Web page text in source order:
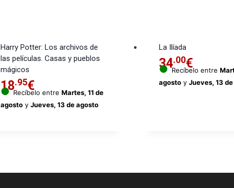
Harry Potter: Los archivos de
las películas. Casas y pueblos
mágicos
18.95€
●Recíbelo entreMartes, 11 de
agosto yJueves, 13 de agosto
La Ilíada
34.00€
● Recíbelo entre
agostoy Jueves, 13